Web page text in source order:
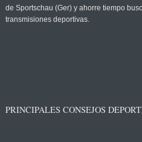
de Sportschau (Ger) y ahorre tiempo
transmisiones deportivas.
PRINCIPALES CONSEJOS